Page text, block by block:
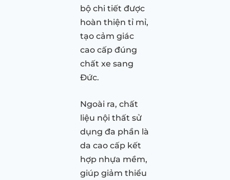
bộ chi tiết được
hoàn thiện tỉ mỉ,
tạo cảm giác
cao cấp đúng
chất xe sang
Đức.
Ngoài ra, chất
liệu nội thất sử
dụng đa phần là
da cao cấp kết
hợp nhựa mềm,
giúp giảm thiểu